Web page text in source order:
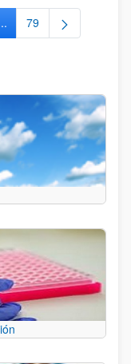
TAB para
Páginas intermedias
Página
79